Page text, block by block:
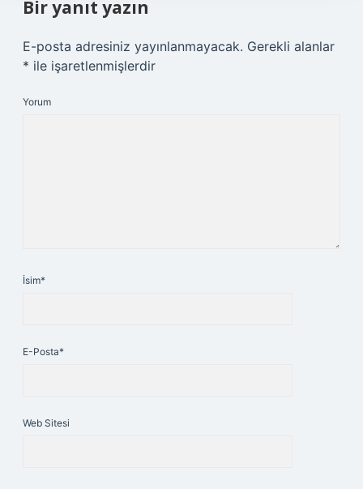
Bir yanıt yazın
E-posta adresiniz yayınlanmayacak. Gerekli alanlar
* ile işaretlenmişlerdir
Yorum
İsim*
E-Posta*
Web Sitesi